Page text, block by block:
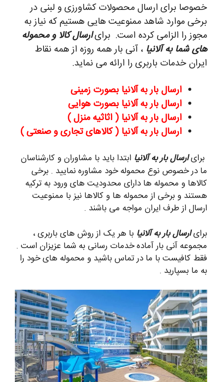
خصوصا برای ارسال محصولات کشاورزی و لبنی در
برخی موارد شاهد ممنوعیت هایی هستیم که نیاز به
مجوز را الزامی کرده است. برایارسال کالا و محموله
های شما به آلانیا ، آنی بار همه روزه از همه نقاط
ایران خدمات باربری را ارائه می نماید.
ارسال بار به آلانیا بصورت زمینی
ارسال بار به آلانیا بصورت هوایی
ارسال بار به آلانیا ( اثاثیه منزل )
ارسال بار به آلانیا ( کالاهای تجاری و صنعتی )
برایارسال بار به آلانیا ابتدا باید با مشاوران و کارشناسان
ما در خصوص نوع محموله خود مشاوره نمایید . برخی
کالاها و محموله ها دارای محدودیت های ورود به ترکیه
هستند و برخی از محموله ها و کالاها نیز با ممنوعیت
ارسال از طرف ایران مواجه می باشند .
برایارسال بار به آلانیا با هر یک از روش های باربری ،
مجموعه آنی بار آماده خدمات رسانی به شما عزیزان است .
فقط کافیست با ما در تماس باشید و محموله های خود را
به ما بسپارید .